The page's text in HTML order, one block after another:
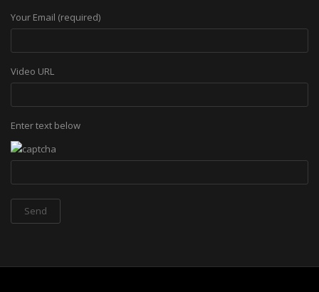
Your Email (required)
Video URL
Enter text below